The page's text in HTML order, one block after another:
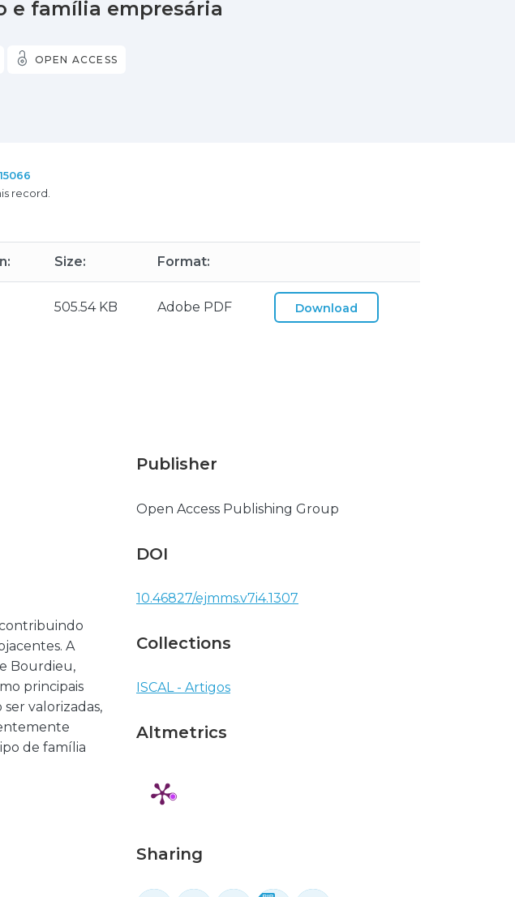
e família empresária
OPEN ACCESS
record.
Size: Format:
505.54 KB Adobe PDF Download
A
Bourdieu,
principais
valorizadas,
de família
Publisher
Open Access Publishing Group
DOI
10.46827/ejmms.v7i4.1307
Collections
ISCAL - Artigos
Altmetrics
Sharing